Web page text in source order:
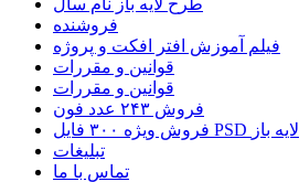
فروشنده
فیلم آموزش افتر افکت و پروژه
قوانین و مقررات
قوانین و مقررات
فروش ۲۴۳ عدد فون
فروش ویژه ۳۰۰ فایل PSD لایه باز
تبلیغات
تماس با ما